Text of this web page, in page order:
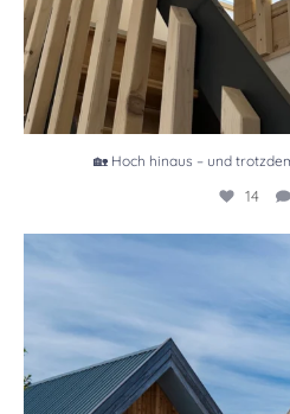
🏡 Hoch hinaus – und
14
🏡 Ankommen,